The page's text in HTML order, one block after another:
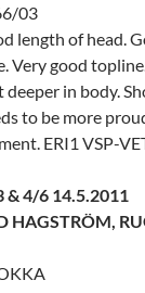
03
length of head.
Very good
deeper in body.
to be more
ERI1 VSP-
& 4/6 14.5.2011
HAGSTRÖM,